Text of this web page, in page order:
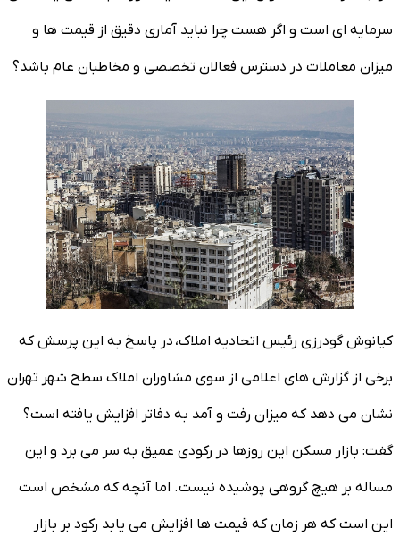
سرمایه ای است و اگر هست چرا نباید آماری دقیق از قیمت ها و
میزان معاملات در دسترس فعالان تخصصی و مخاطبان عام باشد؟
کیانوش گودرزی رئیس اتحادیه املاک، در پاسخ به این پرسش که
برخی از گزارش های اعلامی از سوی مشاوران املاک سطح شهر تهران
نشان می دهد که میزان رفت و آمد به دفاتر افزایش یافته است؟
گفت: بازار مسکن این روزها در رکودی عمیق به سر می برد و این
مساله بر هیچ گروهی پوشیده نیست. اما آنچه که مشخص است
این است که هر زمان که قیمت ها افزایش می یابد رکود بر بازار